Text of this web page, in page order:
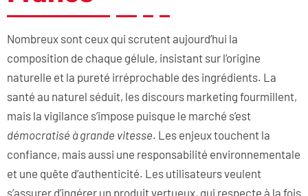
Nombreux sont ceux qui scrutent aujourd’hui la
composition de chaque gélule, insistant sur l’origine
naturelle et la pureté irréprochable des ingrédients. La
santé au naturel séduit, les discours marketing fourmillent,
mais la vigilance s’impose puisque le marché s’est
démocratisé à grande vitesse. Les enjeux touchent la
confiance, mais aussi une responsabilité environnementale
et une quête d’authenticité. Les utilisateurs veulent
s’assurer d’ingérer un produit vertueux, qui respecte à la fois